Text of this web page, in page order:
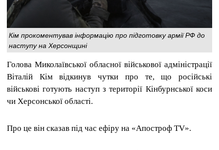
Кім прокоментував інформацію про підготовку армії РФ до
наступу на Херсонщині
Голова Миколаївської обласної військової адміністрації
Віталій Кім відкинув чутки про те, що російські
військові готують наступ з території Кінбурнської коси
чи Херсонської області.
Про це він сказав під час ефіру на «Апостроф TV».